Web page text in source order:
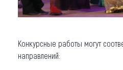
Конкурсные работы могут
направлений: